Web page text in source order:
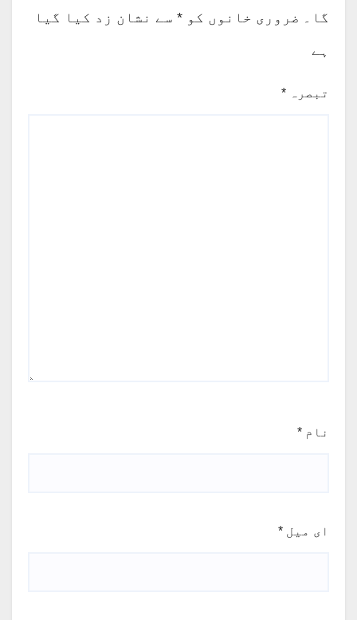
گا۔ ضروری خانوں کو * سے نشان زد کیا گیا
ہے
تبصرہ *
نام *
ای میل *